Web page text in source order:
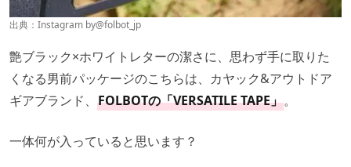
出典：Instagram by@folbot_jp
艶ブラック×ホワイトレターの潔さに、思わず手に取りた
くなる男前パッケージのこちらは、カヤック&アウトドア
ギアブランド、 FOLBOTの「VERSATILE TAPE」。
一体何が入っていると思います？